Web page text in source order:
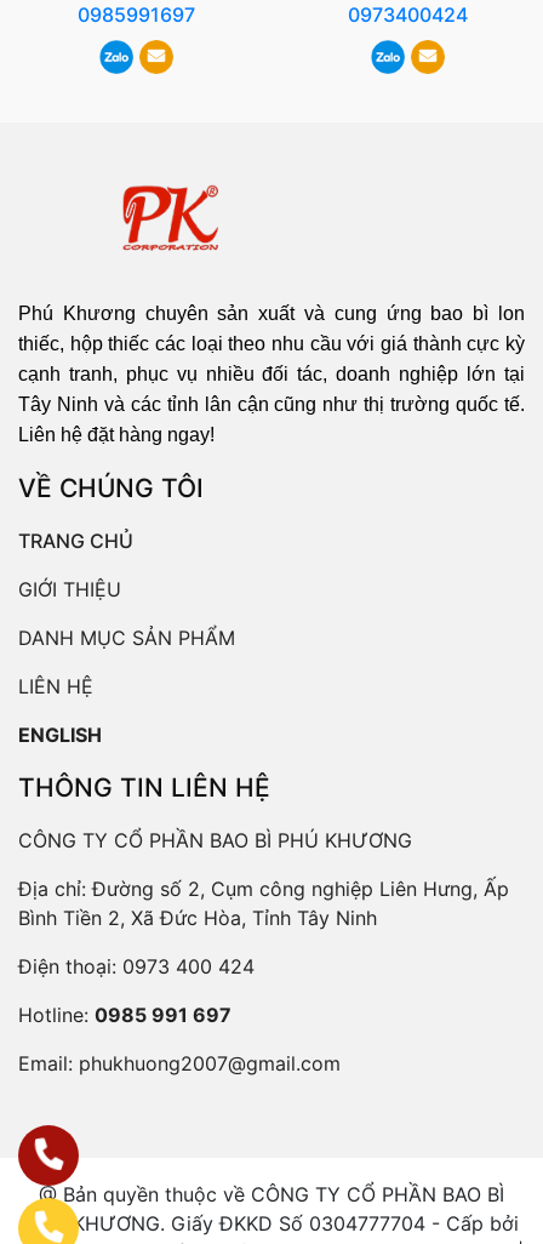
0985991697
0973400424
Phú Khương chuyên sản xuất và cung ứng bao bì lon
thiếc, hộp thiếc các loại theo nhu cầu với giá thành cực kỳ
cạnh tranh, phục vụ nhiều đối tác, doanh nghiệp lớn tại
Tây Ninh và các tỉnh lân cận cũng như thị trường quốc tế.
Liên hệ đặt hàng ngay!
VỀ CHÚNG TÔI
TRANG CHỦ
GIỚI THIỆU
DANH MỤC SẢN PHẨM
LIÊN HỆ
ENGLISH
THÔNG TIN LIÊN HỆ
CÔNG TY CỔ PHẦN BAO BÌ PHÚ KHƯƠNG
Địa chỉ: Đường số 2, Cụm công nghiệp Liên Hưng, Ấp
Bình Tiền 2, Xã Đức Hòa, Tỉnh Tây Ninh
Điện thoại: 0973 400 424
Hotline: 0985 991 697
Email: phukhuong2007@gmail.com
@ Bản quyền thuộc về CÔNG TY CỔ PHẦN BAO BÌ
PHÚ KHƯƠNG. Giấy ĐKKD Số 0304777704 - Cấp bởi